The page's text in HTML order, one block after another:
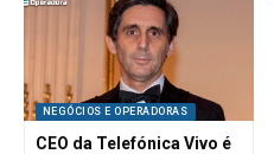
NEGÓCIOS E OPERADORAS
CEO da Telefónica Vivo é